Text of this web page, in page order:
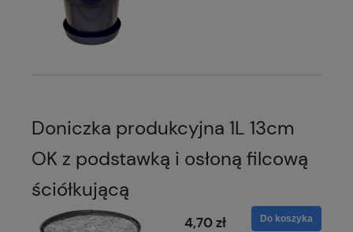
Doniczka produkcyjna 1L 13cm
OK z podstawką i osłoną filcową
ściółkującą
4,70 zł Do koszyka